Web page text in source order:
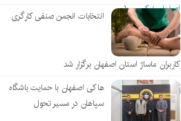
انتخابات انجمن صنفی کارگری
کاربران ماساژ استان اصفهان برگزار شد
هاکی اصفهان با حمایت باشگاه
سپاهان در مسیر تحول